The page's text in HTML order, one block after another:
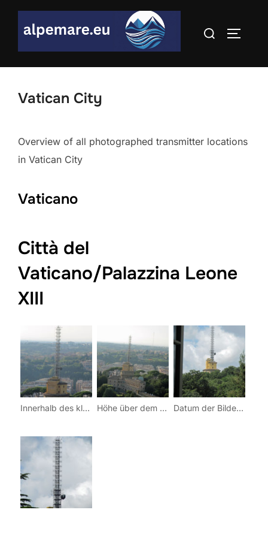
Skip
Search
Vatican City
Overview of all photographed transmitter locations
in Vatican City
Vaticano
Città del
Vaticano/Palazzina Leone
XIII
Innerhalb des kleinsten Staates der Welt, der Vatikanstadt, befindet sich dieser Sender. Hier werden die Programme der Katholischen Kirche gesendet (Radio Vaticana). Höhe über dem Meer:76Koordinaten: 12° 27′ 00′ Ost / 41° 54′ 14” Nord Datum der Bilder: 28. August 2010